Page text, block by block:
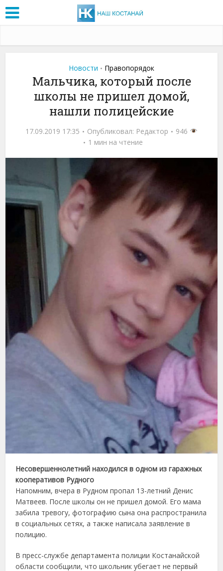
Новости • Правопорядок
Мальчика, который после
школы не пришел домой,
нашли полицейские
17.09.2019 17:35 Опубликовал: Редактор
946
1 мин на чтение
Несовершеннолетний находился в одном из гаражных
кооперативов Рудного
Напомним, вчера в Рудном пропал 13-летний Денис
Матвеев. После школы он не пришел домой. Его мама
забила тревогу, фотографию сына она распространила
в социальных сетях, а также написала заявление в
полицию.
В пресс-службе департамента полиции Костанайской
области сообщили, что школьник убегает не первый